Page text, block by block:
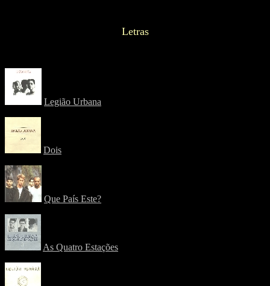
Letras
Legião Urbana
Dois
Que País Este?
As Quatro Estações